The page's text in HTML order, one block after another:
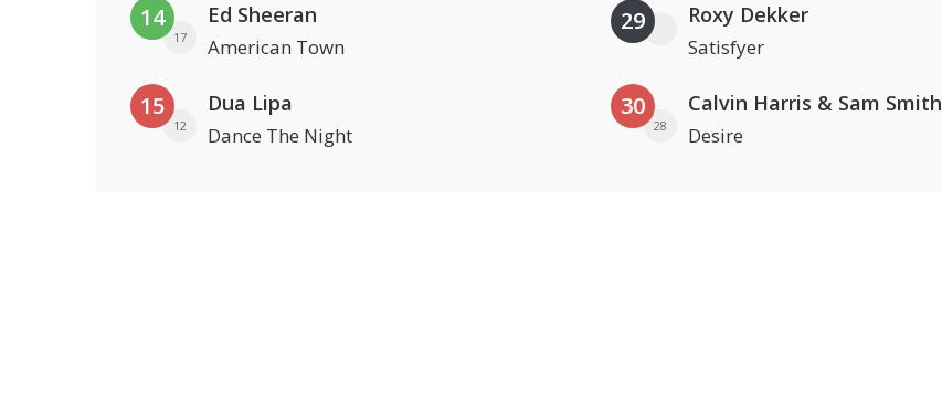
14
17
Ed Sheeran
American Town
15
12
Dua Lipa
Dance The Night
29 Roxy Dekker
Satisfyer
30
28
Calvin Harris & Sam Smith
Desire